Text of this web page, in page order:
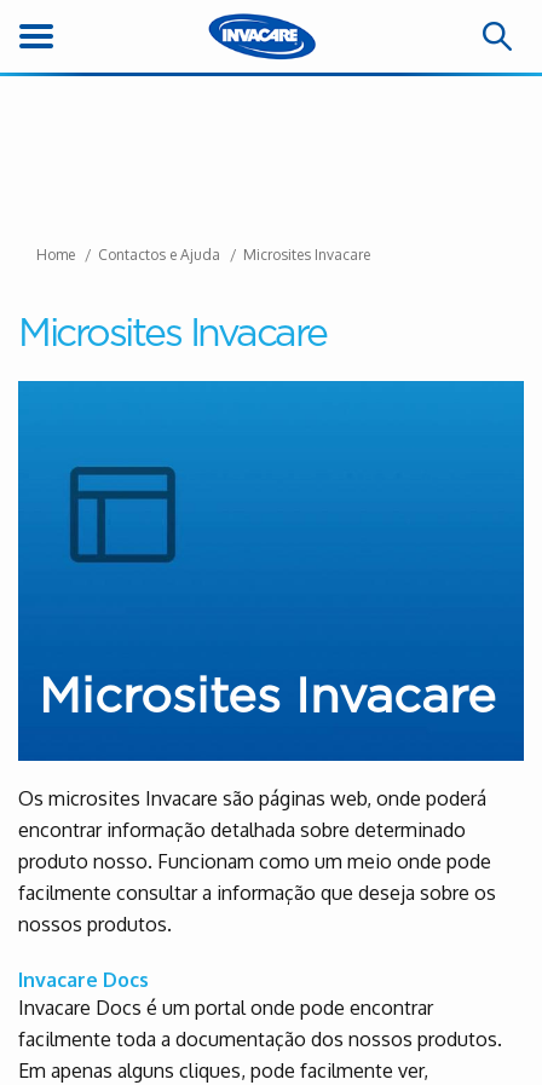
Home Contactos e Ajuda Microsites Invacare
Microsites Invacare
Microsites Invacare
Os microsites Invacare são páginas web, onde poderá
encontrar informação detalhada sobre determinado
produto nosso. Funcionam como um meio onde pode
facilmente consultar a informação que deseja sobre os
nossos produtos.
Invacare Docs
Invacare Docs é um portal onde pode encontrar
facilmente toda a documentação dos nossos produtos.
Em apenas alguns cliques, pode facilmente ver,